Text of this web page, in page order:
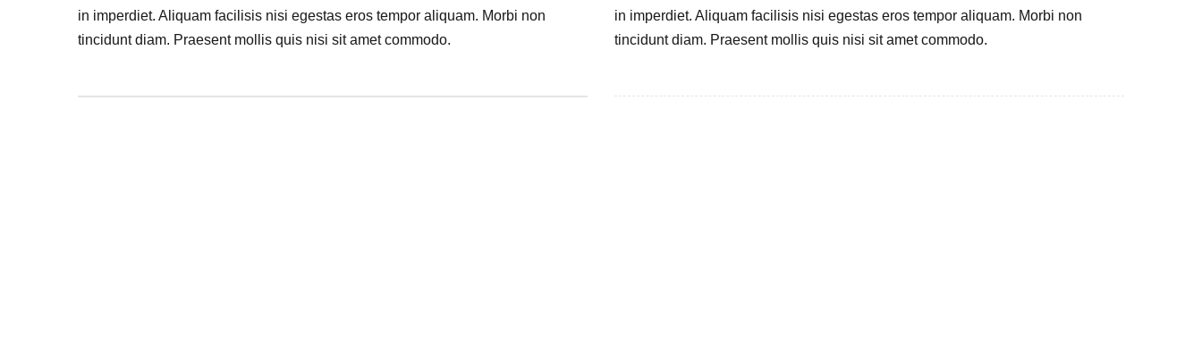
in imperdiet. Aliquam facilisis nisi egestas eros tempor aliquam. Morbi non
tincidunt diam. Praesent mollis quis nisi sit amet commodo.
in imperdiet. Aliquam facilisis nisi egestas eros tempor aliquam. Morbi non
tincidunt diam. Praesent mollis quis nisi sit amet commodo.